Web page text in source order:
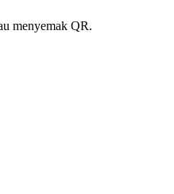
menyemak QR.